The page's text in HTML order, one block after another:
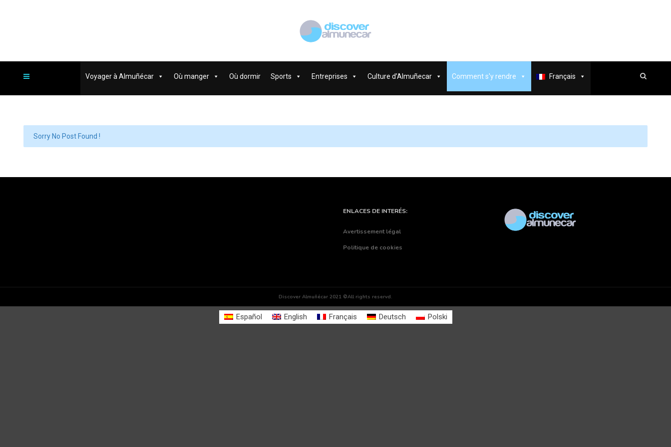
Voyager à Almuñécar Où manger Où dormir Sports Entreprises Culture d’Almuñecar Comment s'y rendre Français
Sorry No Post Found !
ENLACES DE INTERÉS:
Avertissement légal
Politique de cookies
Discover Almuñécar 2021 ©All rights reservd.
Español English Français Deutsch Polski